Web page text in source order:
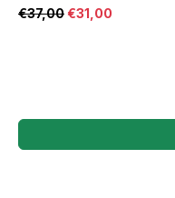
€37,00€31,00